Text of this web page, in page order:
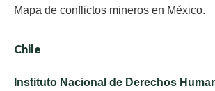
Mapa de conflictos mineros en México.
Chile
Instituto Nacional de Derechos